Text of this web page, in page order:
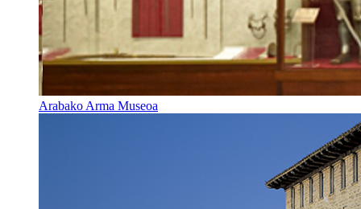
Arabako Arma Museoa